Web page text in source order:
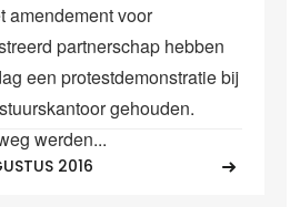
amendement voor
partnerschap hebben
een protestdemonstratie bij
gehouden.
werden...
2016